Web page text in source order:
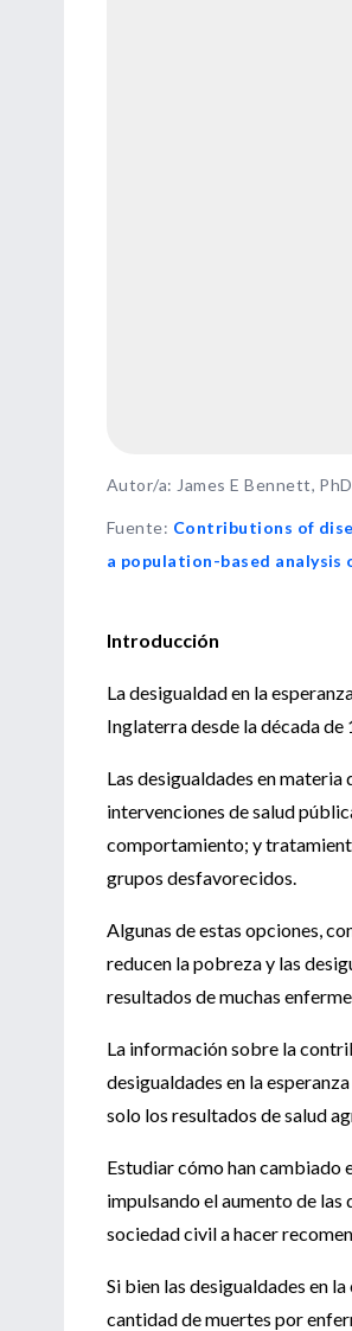
Autor/a: James E Bennett,
Fuente: Contributions of
a population-based
Introducción
La desigualdad en la
Inglaterra desde la década de
Las desigualdades en
intervenciones de salud
comportamiento; y
grupos desfavorecidos.
Algunas de estas opciones,
reducen la pobreza y las
resultados de muchas
La información sobre la
desigualdades en la
solo los resultados de salud
Estudiar cómo han cambiado
impulsando el aumento de
sociedad civil a hacer
Si bien las desigualdades en
cantidad de muertes por